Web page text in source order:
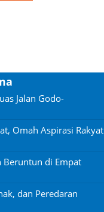
Jalan Godo-
Omah Aspirasi Rakyat
Beruntun di Empat
dan Peredaran